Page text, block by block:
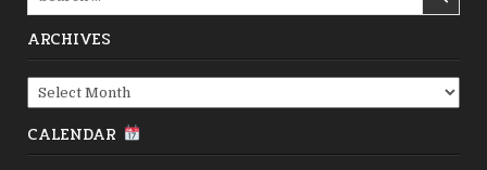
ARCHIVES
Archives
CALENDAR